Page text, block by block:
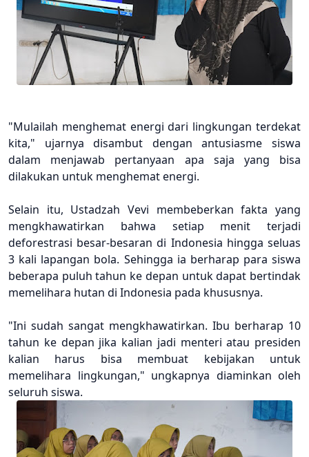
"Mulailah menghemat energi dari lingkungan terdekat
kita," ujarnya disambut dengan antusiasme siswa
dalam menjawab pertanyaan apa saja yang bisa
dilakukan untuk menghemat energi.
Selain itu, Ustadzah Vevi membeberkan fakta yang
mengkhawatirkan bahwa setiap menit terjadi
deforestrasi besar-besaran di Indonesia hingga seluas
3 kali lapangan bola. Sehingga ia berharap para siswa
beberapa puluh tahun ke depan untuk dapat bertindak
memelihara hutan di Indonesia pada khususnya.
"Ini sudah sangat mengkhawatirkan. Ibu berharap 10
tahun ke depan jika kalian jadi menteri atau presiden
kalian harus bisa membuat kebijakan untuk
memelihara lingkungan," ungkapnya diaminkan oleh
seluruh siswa.